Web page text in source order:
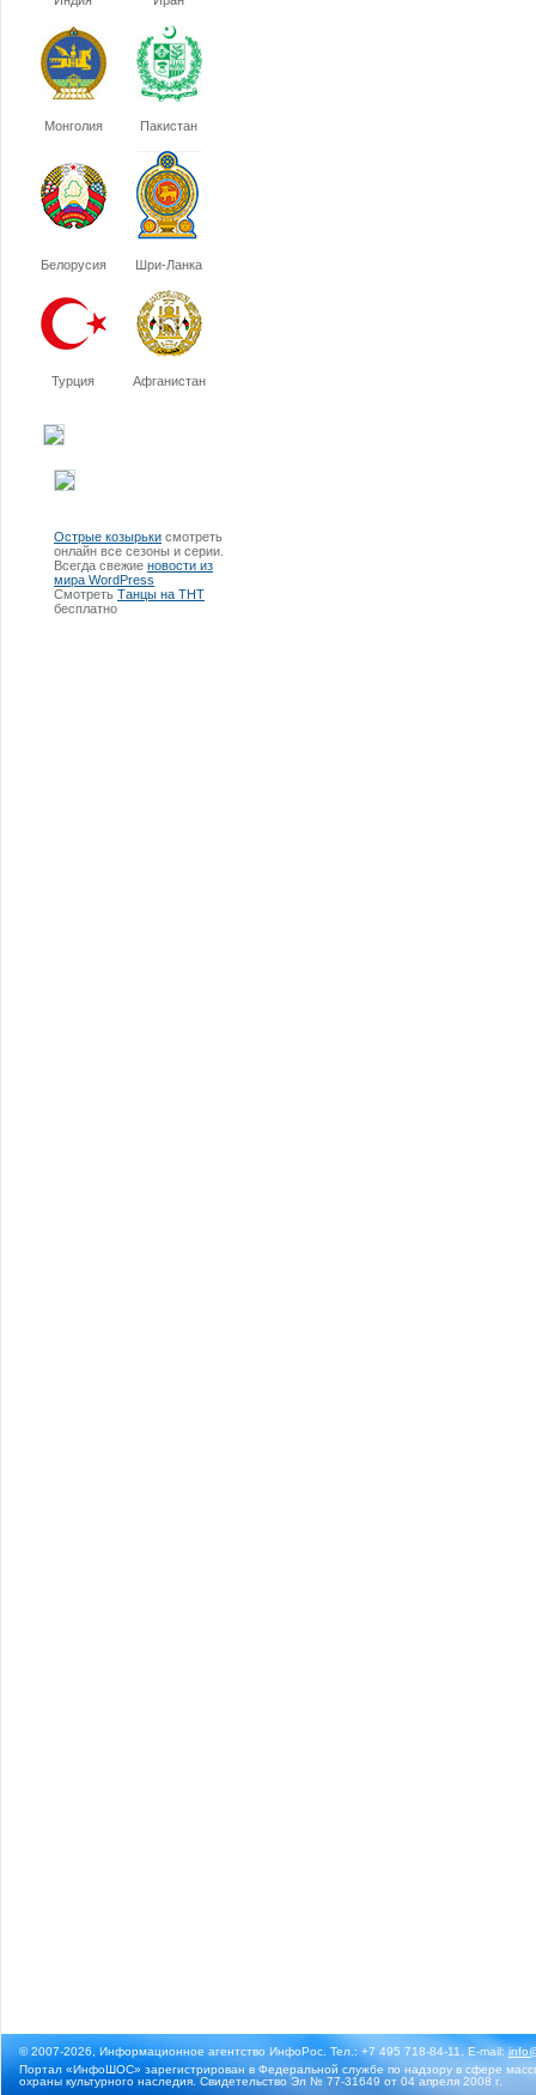
Монголия Пакистан
Белорусия Шри-Ланка
Турция Афганистан
Острые козырьки смотреть
онлайн все сезоны и серии.
Всегда свежие новости из
мира WordPress
Смотреть Танцы на ТНТ
бесплатно
© 2007-2026, Информационное агентство ИнфоРос. Тел.: +7 495 718-84-11, E-mail:
Портал «ИнфоШОС» зарегистрирован в Федеральной службе по надзору в сфере
охраны культурного наследия. Свидетельство Эл № 77-31649 от 04 апреля 2008 г.